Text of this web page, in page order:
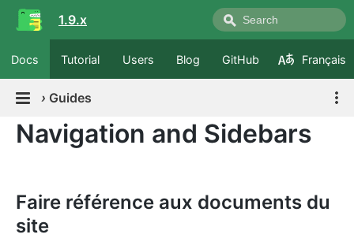
1.9.x
Docs Tutorial Users Blog GitHub Français
› Guides
Navigation and Sidebars
Faire référence aux documents du
site